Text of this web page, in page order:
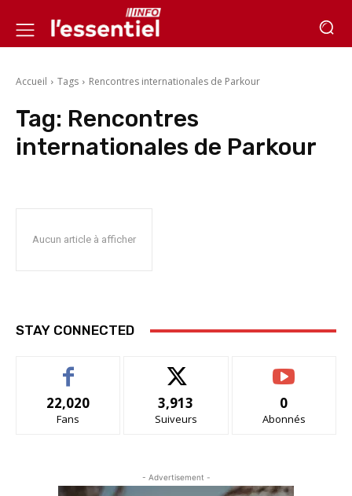
Accueil Tags Rencontres internationales de Parkour
Tag: Rencontres
internationales de Parkour
Aucun article à afficher
STAY CONNECTED
22,020
Fans
3,913
Suiveurs
0
Abonnés
- Advertisement -